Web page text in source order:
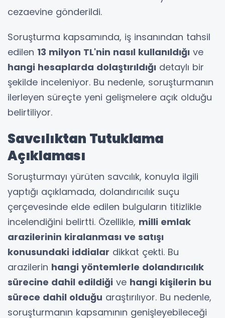
cezaevine gönderildi.
Soruşturma kapsamında, iş insanından tahsil
edilen 13 milyon TL'nin nasıl kullanıldığı ve
hangi hesaplarda dolaştırıldığı detaylı bir
şekilde inceleniyor. Bu nedenle, soruşturmanın
ilerleyen süreçte yeni gelişmelere açık olduğu
belirtiliyor.
Savcılıktan Tutuklama
Açıklaması
Soruşturmayı yürüten savcılık, konuyla ilgili
yaptığı açıklamada, dolandırıcılık suçu
çerçevesinde elde edilen bulguların titizlikle
incelendiğini belirtti. Özellikle, milli emlak
arazilerinin kiralanması ve satışı
konusundaki iddialar dikkat çekti. Bu
arazilerin hangi yöntemlerle dolandırıcılık
sürecine dahil edildiği ve hangi kişilerin bu
sürece dahil olduğu araştırılıyor. Bu nedenle,
soruşturmanın kapsamının genişleyebileceği